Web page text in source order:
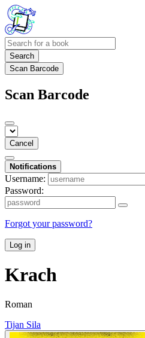
Search
Scan Barcode
Scan Barcode
Cancel
Notifications
Username:
Password:
Forgot your password?
Log in
Krach
Roman
Tijan Sila